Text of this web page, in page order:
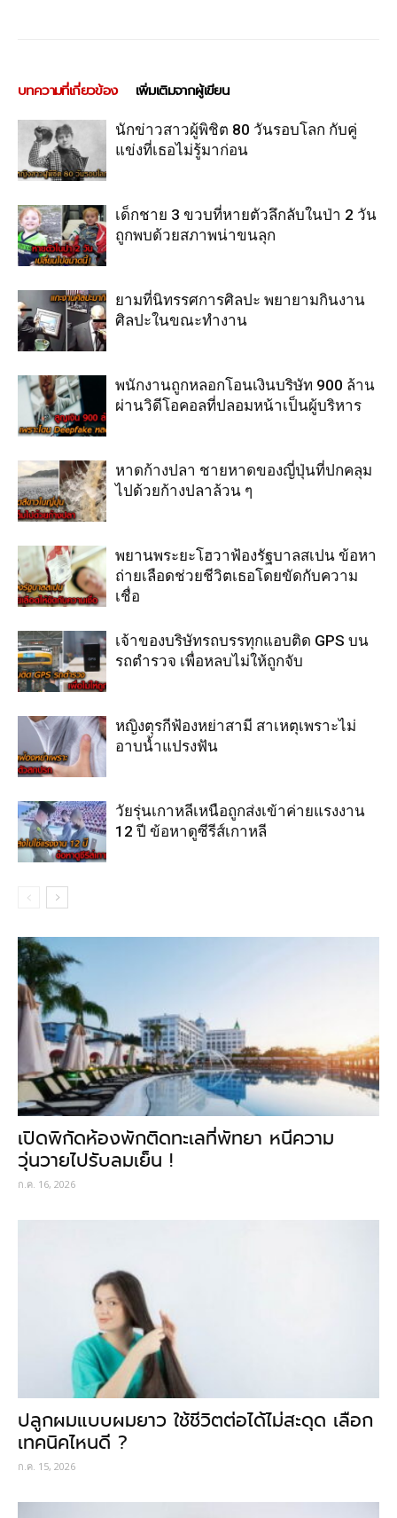
บทความที่เกี่ยวข้อง เพิ่มเติมจากผู้เขียน
นักข่าวสาวผู้พิชิต 80 วันรอบโลก กับคู่
แข่งที่เธอไม่รู้มาก่อน
เด็กชาย 3 ขวบที่หายตัวลึกลับในป่า 2 วัน
ถูกพบด้วยสภาพน่าขนลุก
ยามที่นิทรรศการศิลปะ พยายามกินงาน
ศิลปะในขณะทำงาน
พนักงานถูกหลอกโอนเงินบริษัท 900 ล้าน
ผ่านวิดีโอคอลที่ปลอมหน้าเป็นผู้บริหาร
หาดก้างปลา ชายหาดของญี่ปุ่นที่ปกคลุม
ไปด้วยก้างปลาล้วน ๆ
พยานพระยะโฮวาฟ้องรัฐบาลสเปน ข้อหา
ถ่ายเลือดช่วยชีวิตเธอโดยขัดกับความ
เชื่อ
เจ้าของบริษัทรถบรรทุกแอบติด GPS บน
รถตำรวจ เพื่อหลบไม่ให้ถูกจับ
หญิงตุรกีฟ้องหย่าสามี สาเหตุเพราะไม่
อาบน้ำแปรงฟัน
วัยรุ่นเกาหลีเหนือถูกส่งเข้าค่ายแรงงาน
12 ปี ข้อหาดูซีรีส์เกาหลี
เปิดพิกัดห้องพักติดทะเลที่พัทยา หนีความ
วุ่นวายไปรับลมเย็น !
ก.ค. 16, 2026
ปลูกผมแบบผมยาว ใช้ชีวิตต่อได้ไม่สะดุด เลือก
เทคนิคไหนดี ?
ก.ค. 15, 2026